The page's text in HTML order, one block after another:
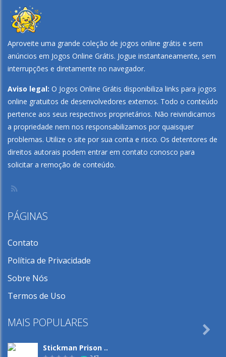
Aproveite uma grande coleção de jogos online grátis e sem
anúncios em Jogos Online Grátis. Jogue instantaneamente, sem
interrupções e diretamente no navegador.
Aviso legal: O Jogos Online Grátis disponibiliza links para jogos
online gratuitos de desenvolvedores externos. Todo o conteúdo
pertence aos seus respectivos proprietários. Não reivindicamos
a propriedade nem nos responsabilizamos por quaisquer
problemas. Utilize o site por sua conta e risco. Os detentores de
direitos autorais podem entrar em contato conosco para
solicitar a remoção de conteúdo.
PÁGINAS
Contato
Política de Privacidade
Sobre Nós
Termos de Uso
MAIS POPULARES
Stickman Prison ..
